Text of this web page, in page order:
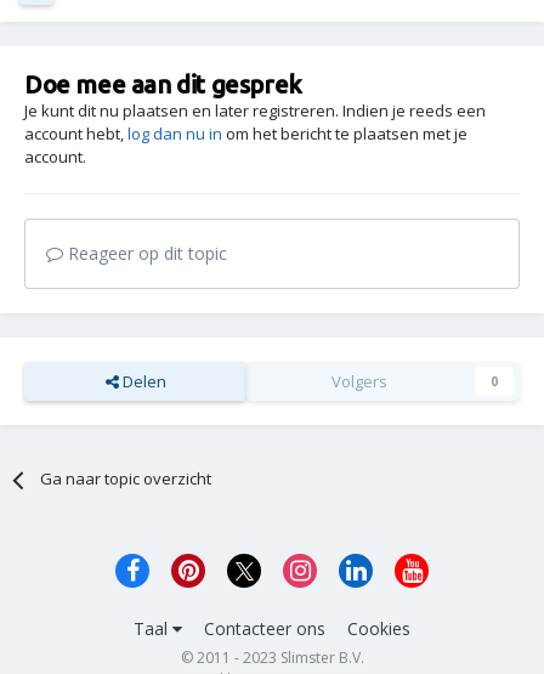
Doe mee aan dit gesprek
Je kunt dit nu plaatsen en later registreren. Indien je reeds een
account hebt,log dan nu in om het bericht te plaatsen met je
account.
Reageer op dit topic
Delen Volgers 0
Ga naar topic overzicht
Taal Contacteer ons Cookies
© 2011 - 2023 Slimster B.V.